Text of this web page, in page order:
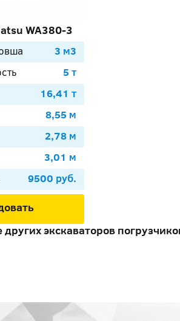
WA380-3
3 м3
5 т
16,41 т
8,55 м
2,78 м
3,01 м
9500 руб.
экскаваторов